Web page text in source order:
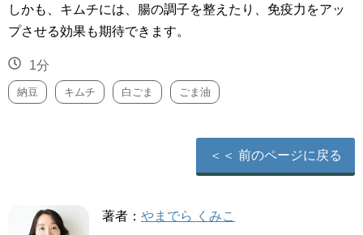
しかも、キムチには、腸の調子を整えたり、免疫力をアッ
プさせる効果も期待できます。
1分
納豆 キムチ 白ごま ごま油
＜＜ 前のページに戻る
著者： やまでら くみこ